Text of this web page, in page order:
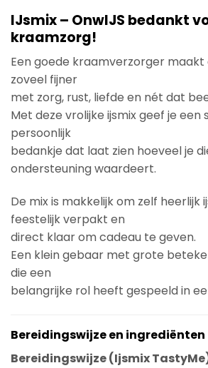
IJsmix – OnwIJS bedankt
kraamzorg!
Een goede kraamverzorger
zoveel fijner
met zorg, rust, liefde en nét dat
Met deze vrolijke ijsmix geef je een
persoonlijk
bedankje dat laat zien hoeveel je
ondersteuning waardeert.
De mix is makkelijk om zelf heerlijk
feestelijk verpakt en
direct klaar om cadeau te geven.
Een klein gebaar met grote
die een
belangrijke rol heeft gespeeld in
Bereidingswijze en ingrediënten
Bereidingswijze (Ijsmix